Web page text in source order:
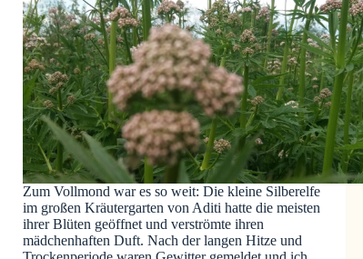
Zum Vollmond war es so weit: Die kleine Silberelfe
im großen Kräutergarten von Aditi hatte die meisten
ihrer Blüten geöffnet und verströmte ihren
mädchenhaften Duft. Nach der langen Hitze und